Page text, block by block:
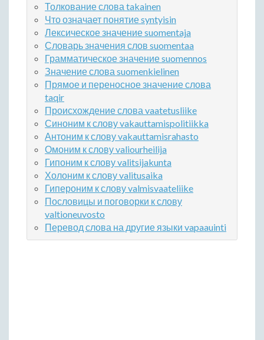
Толкование слова takainen
Что означает понятие syntyisin
Лексическое значение suomentaja
Словарь значения слов suomentaa
Грамматическое значение suomennos
Значение слова suomenkielinen
Прямое и переносное значение слова
taqir
Происхождение слова vaatetusliike
Синоним к слову vakauttamispolitiikka
Антоним к слову vakauttamisrahasto
Омоним к слову valiourheilija
Гипоним к слову valitsijakunta
Холоним к слову valitusaika
Гипероним к слову valmisvaateliike
Пословицы и поговорки к слову
valtioneuvosto
Перевод слова на другие языки vapaauinti